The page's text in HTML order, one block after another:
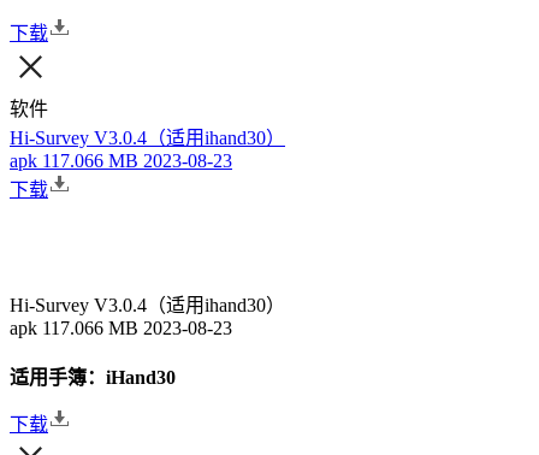
下载
软件
Hi-Survey V3.0.4（适用ihand30）
apk 117.066 MB 2023-08-23
下载
Hi-Survey V3.0.4（适用ihand30）
apk 117.066 MB 2023-08-23
适用手簿： iHand30
下载